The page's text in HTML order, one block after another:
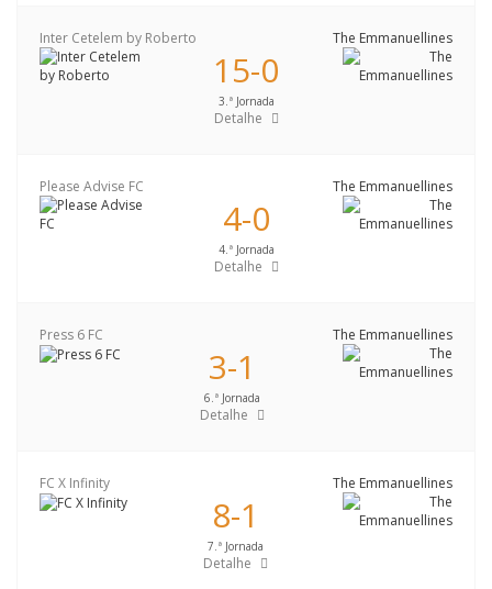
Inter Cetelem by Roberto The Emmanuellines
15-0
3.ª Jornada
Detalhe
Please Advise FC The Emmanuellines
4-0
4.ª Jornada
Detalhe
Press 6 FC The Emmanuellines
3-1
6.ª Jornada
Detalhe
FC X Infinity The Emmanuellines
8-1
7.ª Jornada
Detalhe